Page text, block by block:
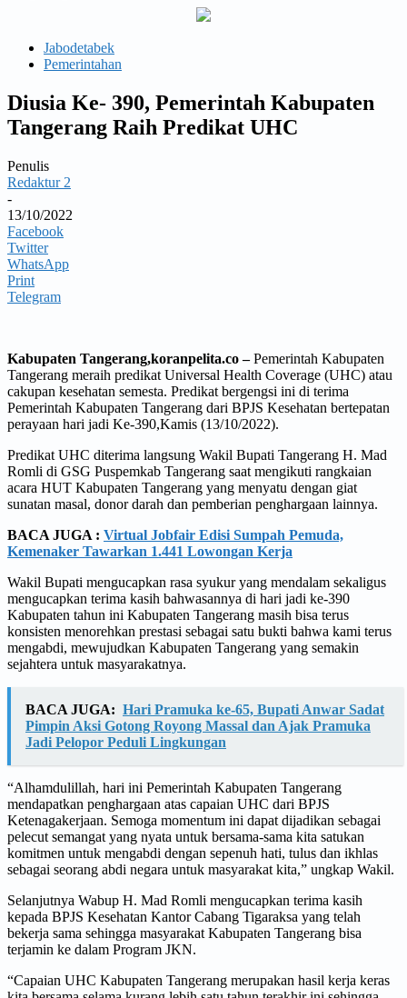
Jabodetabek
Pemerintahan
Diusia Ke- 390, Pemerintah Kabupaten
Tangerang Raih Predikat UHC
Penulis
Redaktur 2
-
13/10/2022
Facebook
Twitter
WhatsApp
Print
Telegram
Kabupaten Tangerang,koranpelita.co –Pemerintah Kabupaten
Tangerang meraih predikat Universal Health Coverage (UHC) atau
cakupan kesehatan semesta. Predikat bergengsi ini di terima
Pemerintah Kabupaten Tangerang dari BPJS Kesehatan bertepatan
perayaan hari jadi Ke-390,Kamis (13/10/2022).
Predikat UHC diterima langsung Wakil Bupati Tangerang H. Mad
Romli di GSG Puspemkab Tangerang saat mengikuti rangkaian
acara HUT Kabupaten Tangerang yang menyatu dengan giat
sunatan masal, donor darah dan pemberian penghargaan lainnya.
BACA JUGA : Virtual Jobfair Edisi Sumpah Pemuda,
Kemenaker Tawarkan 1.441 Lowongan Kerja
Wakil Bupati mengucapkan rasa syukur yang mendalam sekaligus
mengucapkan terima kasih bahwasannya di hari jadi ke-390
Kabupaten tahun ini Kabupaten Tangerang masih bisa terus
konsisten menorehkan prestasi sebagai satu bukti bahwa kami terus
mengabdi, mewujudkan Kabupaten Tangerang yang semakin
sejahtera untuk masyarakatnya.
BACA JUGA: Hari Pramuka ke-65, Bupati Anwar Sadat
Pimpin Aksi Gotong Royong Massal dan Ajak Pramuka
Jadi Pelopor Peduli Lingkungan
“Alhamdulillah, hari ini Pemerintah Kabupaten Tangerang
mendapatkan penghargaan atas capaian UHC dari BPJS
Ketenagakerjaan. Semoga momentum ini dapat dijadikan sebagai
pelecut semangat yang nyata untuk bersama-sama kita satukan
komitmen untuk mengabdi dengan sepenuh hati, tulus dan ikhlas
sebagai seorang abdi negara untuk masyarakat kita,” ungkap Wakil.
Selanjutnya Wabup H. Mad Romli mengucapkan terima kasih
kepada BPJS Kesehatan Kantor Cabang Tigaraksa yang telah
bekerja sama sehingga masyarakat Kabupaten Tangerang bisa
terjamin ke dalam Program JKN.
“Capaian UHC Kabupaten Tangerang merupakan hasil kerja keras